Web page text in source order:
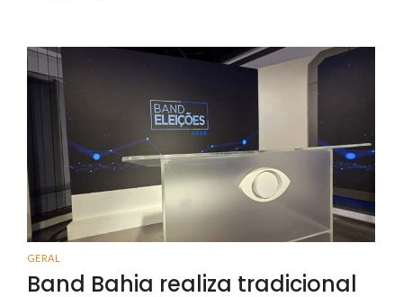
GERAL
Band Bahia realiza tradicional